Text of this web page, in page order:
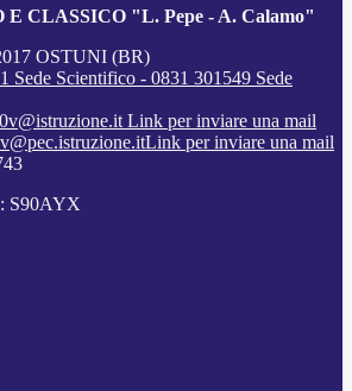
CLASSICO "L. Pepe - A. Calamo"
OSTUNI (BR)
Sede Scientifico - 0831 301549 Sede
Link per inviare una mail
Link per inviare una mail
S90AYX